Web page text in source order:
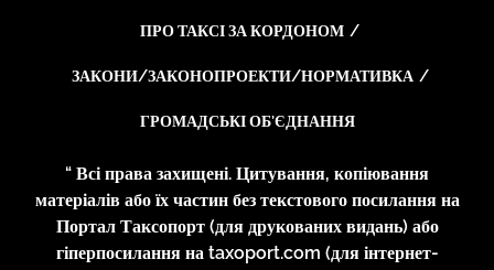
ПРО ТАКСІ ЗА КОРДОНОМ
ЗАКОНИ/ЗАКОНОПРОЕКТИ/НОРМАТИВКА
ГРОМАДСЬКІ ОБ’ЄДНАННЯ
“ Всі права захищені. Цитування, копіювання
матеріалів або їх частин без текстового посилання на
Портал Таксопорт (для друкованих видань) або
гіперпосилання на taxoport.com (для інтернет-